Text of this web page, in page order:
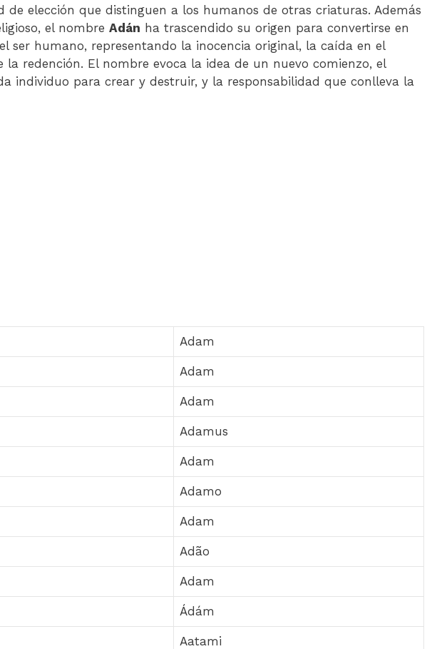
de elección que distinguen a los humanos de otras criaturas. Además
el nombre Adán ha trascendido su origen para convertirse en
ser humano, representando la inocencia original, la caída en el
la redención. El nombre evoca la idea de un nuevo comienzo, el
individuo para crear y destruir, y la responsabilidad que conlleva la
Adam
Adam
Adam
Adamus
Adam
Adamo
Adam
Adão
Adam
Ádám
Aatami